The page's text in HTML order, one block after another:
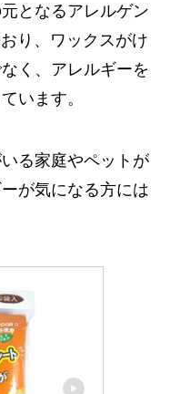
となるアレルゲン
り、ワックスがけ
く、アレルギーを
います。
る家庭やペットが
が気になる方には